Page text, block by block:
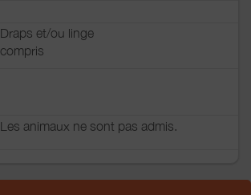
Draps et/ou linge
compris
Les animaux ne sont pas admis.